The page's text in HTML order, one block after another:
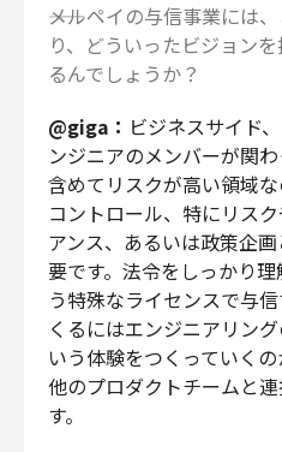
――メルペイの与信事業には
り、どういったビジョン
るんでしょうか？
@giga： ビジネスサイド
ンジニアのメンバーが関
含めてリスクが高い領域
コントロール、特にリス
アンス、あるいは政策企
要です。法令をしっかり
う特殊なライセンスで与
くるにはエンジニアリン
いう体験をつくっていく
他のプロダクトチームと
す。